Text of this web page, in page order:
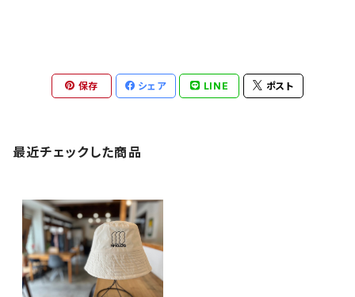
保存 シェア LINE ポスト
最近チェックした商品